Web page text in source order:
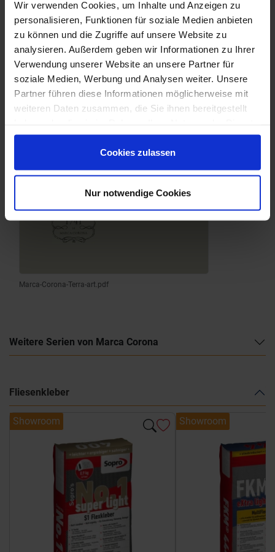
Wir verwenden Cookies, um Inhalte und Anzeigen zu
personalisieren, Funktionen für soziale Medien anbieten
zu können und die Zugriffe auf unsere Website zu
analysieren. Außerdem geben wir Informationen zu Ihrer
Verwendung unserer Website an unsere Partner für
soziale Medien, Werbung und Analysen weiter. Unsere
Partner führen diese Informationen möglicherweise mit
weiteren Daten zusammen, die Sie ihnen bereitgestellt
gesammelt haben.
Cookies zulassen
Nur notwendige Cookies
Downloads
Marca-Corona-Terra-art.pdf
Weitere Serien von Marca Corona
Fliesenkleber
Showroom Showroom